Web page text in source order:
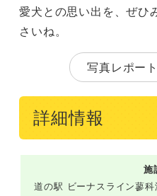
愛犬との思い出を、ぜひ
さいね。
写真レポー
詳細情報
施
道の駅 ビーナスライン蓼科